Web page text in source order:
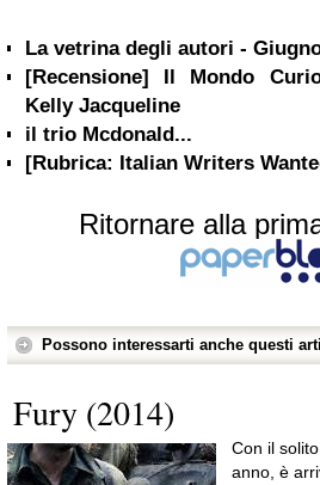
La vetrina degli autori -
[Recensione] Il Mondo
Kelly Jacqueline
il trio Mcdonald...
[Rubrica: Italian Writers
Ritornare alla
Possono interessarti anche questi
Fury (2014)
Con il
anno, è